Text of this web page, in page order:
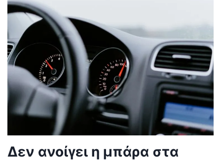
Δεν ανοίγει η μπάρα στα